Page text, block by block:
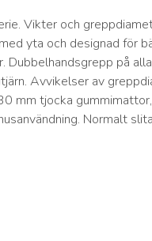
Vikter och
yta och designad för
Dubbelhandsgrepp på
Avvikelser av
mm tjocka
Normalt